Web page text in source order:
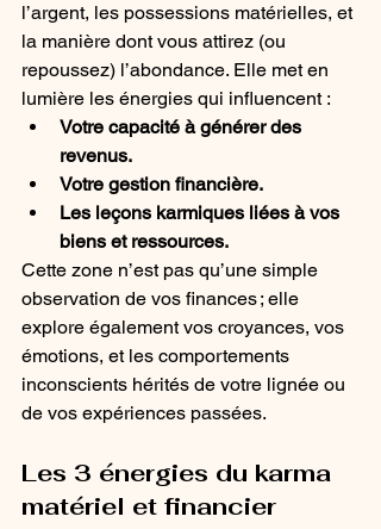
l’argent, les possessions matérielles, et
la manière dont vous attirez (ou
repoussez) l’abondance. Elle met en
lumière les énergies qui influencent :
Votre capacité à générer des
revenus.
Votre gestion financière.
Les leçons karmiques liées à vos
biens et ressources.
Cette zone n’est pas qu’une simple
observation de vos finances ; elle
explore également vos croyances, vos
émotions, et les comportements
inconscients hérités de votre lignée ou
de vos expériences passées.
Les 3 énergies du karma
matériel et financier